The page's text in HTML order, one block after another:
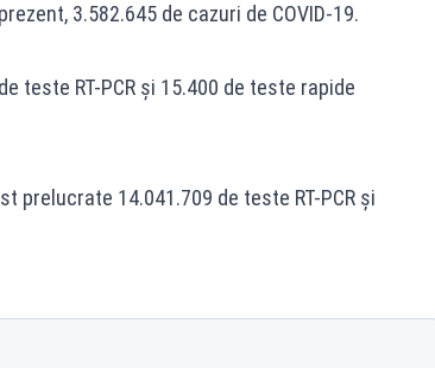
3.582.645 de cazuri de COVID-19.
teste RT-PCR și 15.400 de teste rapide
prelucrate 14.041.709 de teste RT-PCR și